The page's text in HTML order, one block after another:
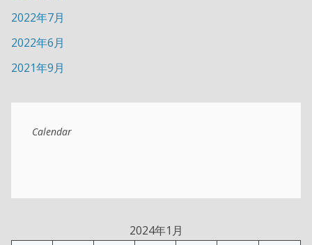
2022年7月
2022年6月
2021年9月
Calendar
2024年1月